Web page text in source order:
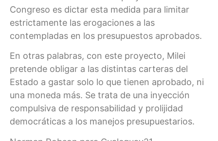
Congreso es dictar esta medida para limitar
estrictamente las erogaciones a las
contempladas en los presupuestos aprobados.
En otras palabras, con este proyecto, Milei
pretende obligar a las distintas carteras del
Estado a gastar solo lo que tienen aprobado, ni
una moneda más. Se trata de una inyección
compulsiva de responsabilidad y prolijidad
democráticas a los manejos presupuestarios.